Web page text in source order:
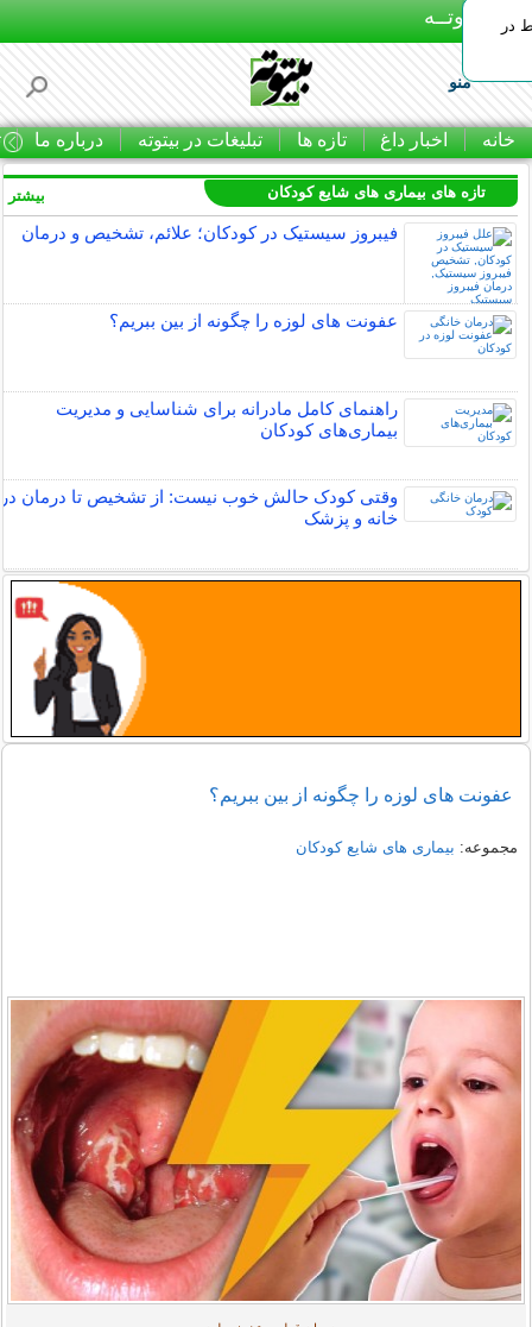
بـیتوتــه
منو
خانه اخبار داغ تازه ها تبلیغات در بیتوته درباره ما
در
تازه های بیماری های شایع کودکان
فیبروز سیستیک در کودکان؛ علائم، تشخیص و درمان
عفونت های لوزه را چگونه از بین ببریم؟
راهنمای کامل مادرانه برای شناسایی و مدیریت
بیماری‌های کودکان
وقتی کودک حالش خوب نیست: از تشخیص تا درمان در
خانه و پزشک
بیشتر
عفونت های لوزه را چگونه از بین ببریم؟
مجموعه: بیماری های شایع کودکان